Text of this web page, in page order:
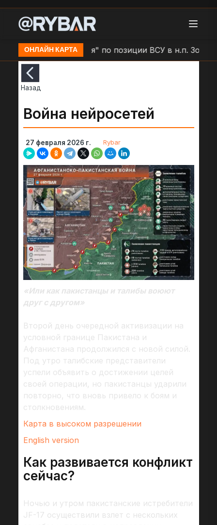
ОНЛАЙН КАРТА
Удар БЛА "Молния" по позиции ВСУ в н.п. Золочев
Назад
Война нейросетей
27 февраля 2026 г. Rybar
«Или как пакистанцы и талибы воюют
друг с другом»
Второй день очередной активизации на
условной границе Пакистана и
Афганистана продолжился с новой силой.
Под утро талибские представители
успели объявить о достижении целей
своей операции, но пакистанцы ударили
повторно, что вновь привело к боям и
столкновениям.
Карта в высоком разрешении
English version
Как развивается конфликт
сейчас?
Ночью и утром пакистанские истребители
JF-17 осуществили взлет с нескольких